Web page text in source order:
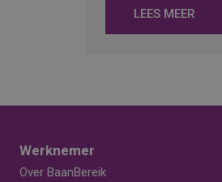
LEES MEER
Werknemer
Over BaanBereik